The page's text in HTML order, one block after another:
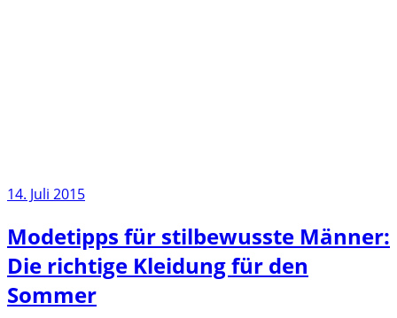
14. Juli 2015
Modetipps für stilbewusste Männer:
Die richtige Kleidung für den
Sommer